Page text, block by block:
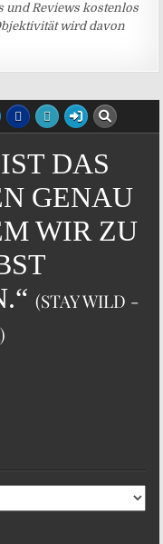
und Reviews kostenlos
wird davon
DAS
GENAU
WIR ZU
(STAY WILD -